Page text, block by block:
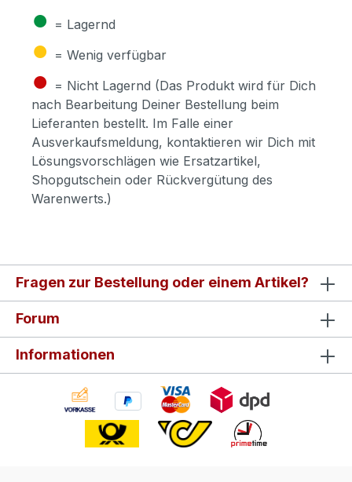
● = Lagernd
● = Wenig verfügbar
● = Nicht Lagernd (Das Produkt wird für Dich
nach Bearbeitung Deiner Bestellung beim
Lieferanten bestellt. Im Falle einer
Ausverkaufsmeldung, kontaktieren wir Dich mit
Lösungsvorschlägen wie Ersatzartikel,
Shopgutschein oder Rückvergütung des
Warenwerts.)
Fragen zur Bestellung oder einem Artikel?
Forum
Informationen